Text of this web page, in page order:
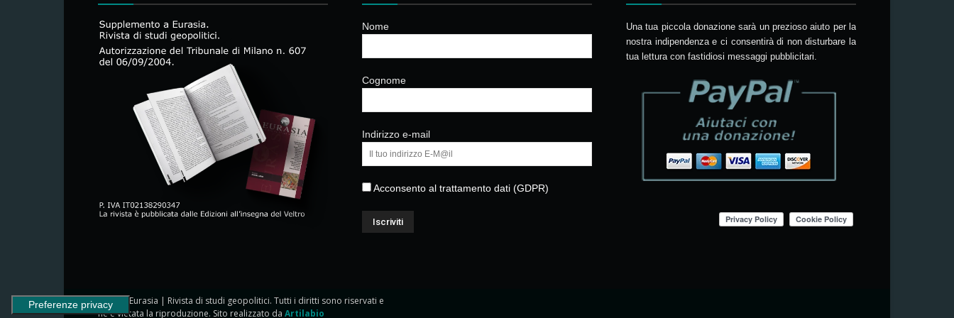
Nome
Cognome
Indirizzo e-mail
Acconsento al trattamento dati (GDPR)
Una tua piccola donazione sarà un prezioso aiuto per la
nostra indipendenza e ci consentirà di non disturbare la
tua lettura con fastidiosi messaggi pubblicitari.
© 2024 Eurasia | Rivista di studi geopolitici. Tutti i diritti sono riservati e
ne è vietata la riproduzione. Sito realizzato da Artilabio